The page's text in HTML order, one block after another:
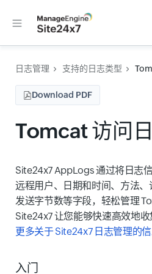
日志管理 支持的日志类型
Download PDF
Tomcat 访问
Site24x7 AppLogs 通过将日志
远程用户、日期和时间、方法、
发送字节数等字段，轻松管理
Site24x7 让您能够快速高效地收
更多关于 Site24x7 日志管理的
入门